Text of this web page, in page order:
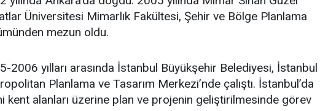
Üniversitesi Mimarlık Fakültesi, Şehir ve Bölge Planlama
mezun oldu.
2006 yılları arasında İstanbul Büyükşehir Belediyesi, İstanbul
Planlama ve Tasarım Merkezi’nde çalıştı. İstanbul’da
kent alanları üzerine plan ve projenin geliştirilmesinde görev